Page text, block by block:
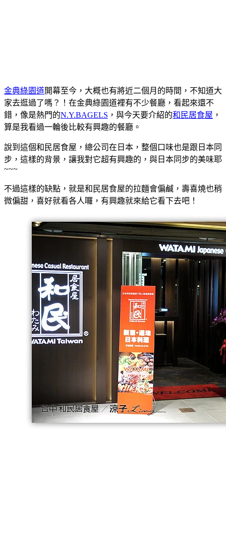
金典綠園道開幕至今，大概也有將近二個月的時間，不知道大
家去逛過了嗎？！在金典綠園道裡有不少餐廳，看起來還不
錯，像是熱門的N.Y.BAGELS ，與今天要介紹的和民居食屋 ，
算是我看過一輪後比較有興趣的餐廳。
說到這個和民居食屋，總公司在日本，整個口味也是跟日本同
步，這樣的背景，讓我對它超有興趣的，與日本同步的美味耶
~~~
不過這樣的缺點，就是和民居食屋的拉麵會偏鹹，壽喜燒也稍
微偏甜，喜好就看各人囉，有興趣就來給它看下去吧！